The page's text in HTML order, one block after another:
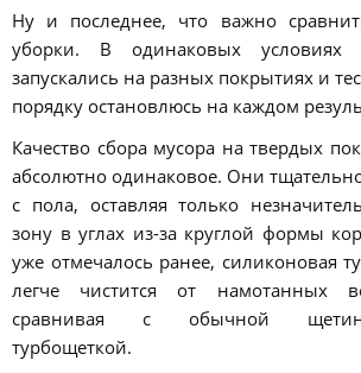
Ну и последнее, что важно
уборки. В одинаковых условиях
запускались на разных покрытиях и
порядку остановлюсь на каждом
Качество сбора мусора на твердых
абсолютно одинаковое. Они
с пола, оставляя только
зону в углах из-за круглой формы
уже отмечалось ранее, силиконовая
легче чистится от намотанных
сравнивая с обычной
турбощеткой.